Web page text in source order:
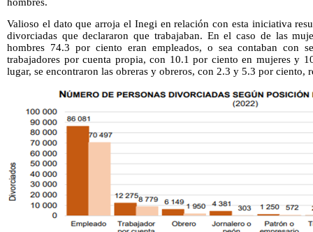
Valioso el dato que arroja el Inegi en relación con esta iniciativa
divorciadas que declararon que trabajaban. En el caso de las
hombres 74.3 por ciento eran empleados, o sea contaban con
trabajadores por cuenta propia, con 10.1 por ciento en mujeres y
lugar, se encontraron las obreras y obreros, con 2.3 y 5.3 por ciento,